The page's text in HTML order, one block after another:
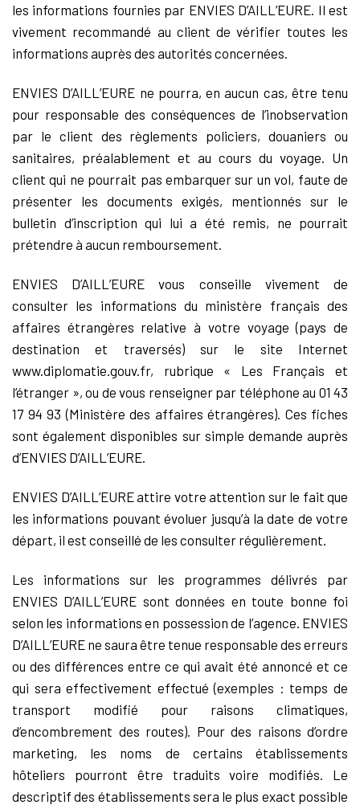
les informations fournies par ENVIES D’AILL’EURE. Il est
vivement recommandé au client de vérifier toutes les
informations auprès des autorités concernées.
ENVIES D’AILL’EURE ne pourra, en aucun cas, être tenu
pour responsable des conséquences de l’inobservation
par le client des règlements policiers, douaniers ou
sanitaires, préalablement et au cours du voyage. Un
client qui ne pourrait pas embarquer sur un vol, faute de
présenter les documents exigés, mentionnés sur le
bulletin d’inscription qui lui a été remis, ne pourrait
prétendre à aucun remboursement.
ENVIES D’AILL’EURE vous conseille vivement de
consulter les informations du ministère français des
affaires étrangères relative à votre voyage (pays de
destination et traversés) sur le site Internet
www.diplomatie.gouv.fr, rubrique « Les Français et
l’étranger », ou de vous renseigner par téléphone au 01 43
17 94 93 (Ministère des affaires étrangères). Ces fiches
sont également disponibles sur simple demande auprès
d’ENVIES D’AILL’EURE.
ENVIES D’AILL’EURE attire votre attention sur le fait que
les informations pouvant évoluer jusqu’à la date de votre
départ, il est conseillé de les consulter régulièrement.
Les informations sur les programmes délivrés par
ENVIES D’AILL’EURE sont données en toute bonne foi
selon les informations en possession de l’agence. ENVIES
D’AILL’EURE ne saura être tenue responsable des erreurs
ou des différences entre ce qui avait été annoncé et ce
qui sera effectivement effectué (exemples : temps de
transport modifié pour raisons climatiques,
d’encombrement des routes). Pour des raisons d’ordre
marketing, les noms de certains établissements
hôteliers pourront être traduits voire modifiés. Le
descriptif des établissements sera le plus exact possible